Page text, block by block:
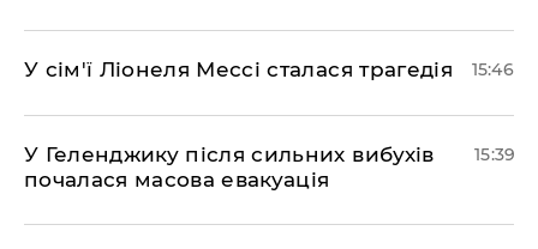
У сім'ї Ліонеля Мессі сталася трагедія 15:46
У Геленджику після сильних вибухів
почалася масова евакуація
15:39